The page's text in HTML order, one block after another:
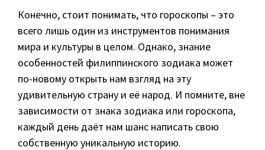
Конечно, стоит понимать, что гороскопы – это
всего лишь один из инструментов понимания
мира и культуры в целом. Однако, знание
особенностей филиппинского зодиака может
по-новому открыть нам взгляд на эту
удивительную страну и её народ. И помните, вне
зависимости от знака зодиака или гороскопа,
каждый день даёт нам шанс написать свою
собственную уникальную историю.